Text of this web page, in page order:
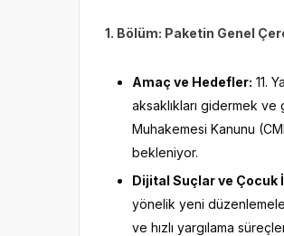
1. Bölüm: Paketin Genel
Amaç ve Hedefler: 11.
aksaklıkları gidermek
Muhakemesi Kanunu
bekleniyor.
Dijital Suçlar ve Çocuk
yönelik yeni
ve hızlı yargılama